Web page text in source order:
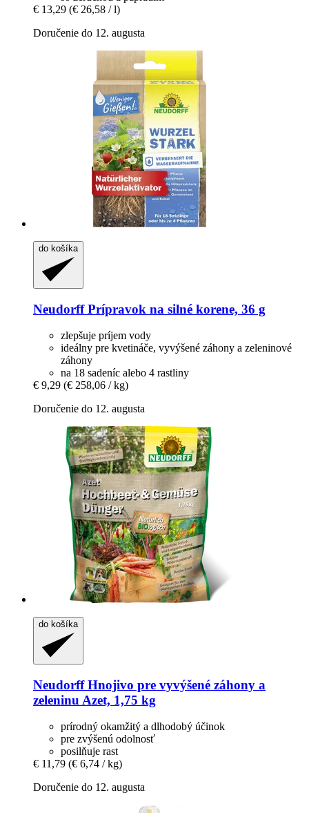
€ 13,29 (€ 26,58 / l)
Doručenie do 12. augusta
do košíka
NeudorffPrípravok na silné korene, 36 g
zlepšuje príjem vody
ideálny pre kvetináče, vyvýšené záhony a zeleninové
záhony
na 18 sadeníc alebo 4 rastliny
€ 9,29 (€ 258,06 / kg)
Doručenie do 12. augusta
do košíka
NeudorffHnojivo pre vyvýšené záhony a
zeleninu Azet, 1,75 kg
prírodný okamžitý a dlhodobý účinok
pre zvýšenú odolnosť
posilňuje rast
€ 11,79 (€ 6,74 / kg)
Doručenie do 12. augusta